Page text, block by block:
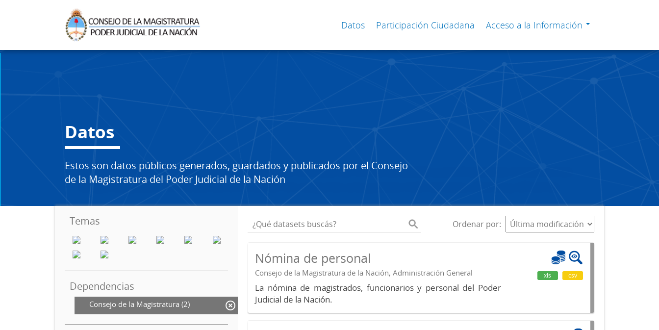
Datos Participación Ciudadana Acceso a la Información
Datos
Estos son datos públicos generados, guardados y publicados por el Consejo
de la Magistratura del Poder Judicial de la Nación
Temas
Dependencias
Consejo de la Magistratura (2)
Ordenar por
Nómina de personal
Consejo de la Magistratura de la Nación, Administración General
La nómina de magistrados, funcionarios y personal del Poder
Judicial de la Nación.
xls csv